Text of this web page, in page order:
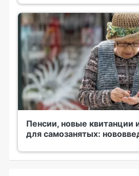
Пенсии, новые квитанции
для самозанятых: